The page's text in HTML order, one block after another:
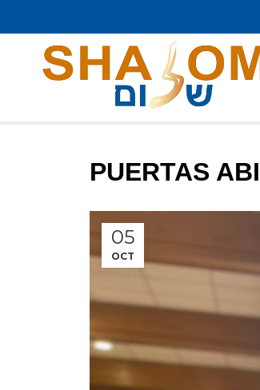
PUERTAS
05
OCT